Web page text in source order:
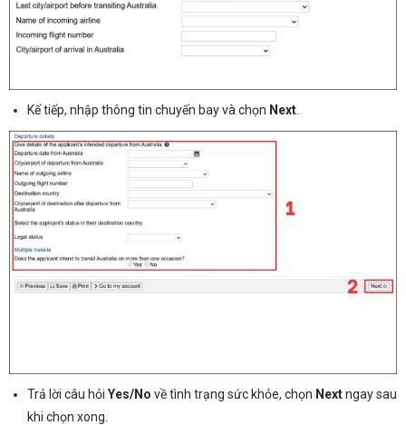
Kế tiếp, nhập thông tin chuyến bay và chọn Next
Trả lời câu hỏi Yes/No về tình trạng sức khỏe, chọn Nextngay sau
khi chọn xong.